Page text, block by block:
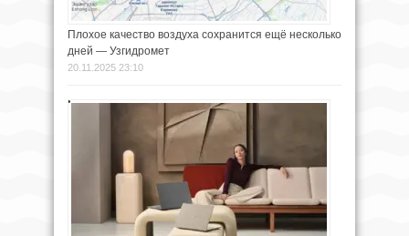
Плохое качество воздуха сохранится ещё несколько
дней — Узгидромет
20.11.2025 23:10